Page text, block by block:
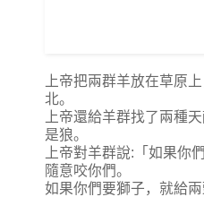
上帝把兩群羊放在草原
北。
上帝還給羊群找了兩種
是狼。
上帝對羊群說:「如果你
隨意咬你們。
如果你們要獅子，就給